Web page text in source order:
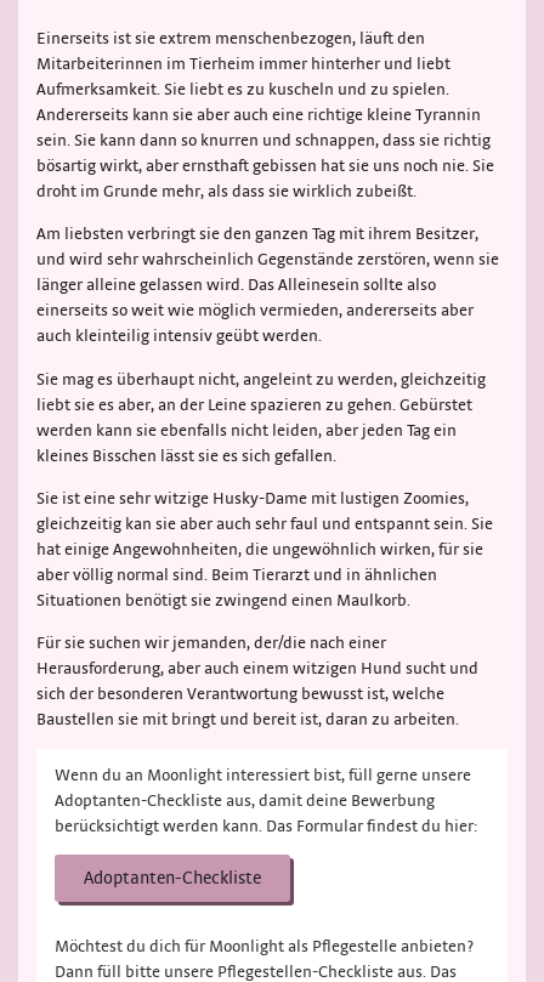
Einerseits ist sie extrem menschenbezogen, läuft den
Mitarbeiterinnen im Tierheim immer hinterher und liebt
Aufmerksamkeit. Sie liebt es zu kuscheln und zu spielen.
Andererseits kann sie aber auch eine richtige kleine Tyrannin
sein. Sie kann dann so knurren und schnappen, dass sie richtig
bösartig wirkt, aber ernsthaft gebissen hat sie uns noch nie. Sie
droht im Grunde mehr, als dass sie wirklich zubeißt.
Am liebsten verbringt sie den ganzen Tag mit ihrem Besitzer,
und wird sehr wahrscheinlich Gegenstände zerstören, wenn sie
länger alleine gelassen wird. Das Alleinesein sollte also
einerseits so weit wie möglich vermieden, andererseits aber
auch kleinteilig intensiv geübt werden.
Sie mag es überhaupt nicht, angeleint zu werden, gleichzeitig
liebt sie es aber, an der Leine spazieren zu gehen. Gebürstet
werden kann sie ebenfalls nicht leiden, aber jeden Tag ein
kleines Bisschen lässt sie es sich gefallen.
Sie ist eine sehr witzige Husky-Dame mit lustigen Zoomies,
gleichzeitig kan sie aber auch sehr faul und entspannt sein. Sie
hat einige Angewohnheiten, die ungewöhnlich wirken, für sie
aber völlig normal sind. Beim Tierarzt und in ähnlichen
Situationen benötigt sie zwingend einen Maulkorb.
Für sie suchen wir jemanden, der/die nach einer
Herausforderung, aber auch einem witzigen Hund sucht und
sich der besonderen Verantwortung bewusst ist, welche
Baustellen sie mit bringt und bereit ist, daran zu arbeiten.
Wenn du an Moonlight interessiert bist, füll gerne unsere
Adoptanten-Checkliste aus, damit deine Bewerbung
berücksichtigt werden kann. Das Formular findest du hier:
Adoptanten-Checkliste
Möchtest du dich für Moonlight als Pflegestelle anbieten?
Dann füll bitte unsere Pflegestellen-Checkliste aus. Das